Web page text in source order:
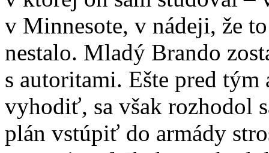
v Minnesote, v nádeji, že
nestalo. Mladý Brando
s autoritami. Ešte pred
vyhodiť, sa však rozhodol
plán vstúpiť do armády